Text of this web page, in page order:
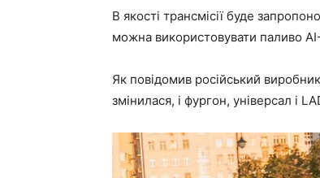
В якості трансмісії буде
можна використовувати паливо
Як повідомив російський
змінилася, і фургон, універсал і